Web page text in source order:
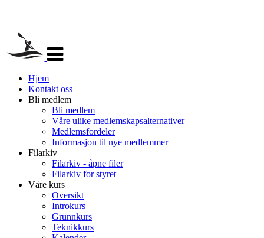
navigasjon
Hjem
Kontakt oss
Bli medlem
Bli medlem
Våre ulike medlemskapsalternativer
Medlemsfordeler
Informasjon til nye medlemmer
Filarkiv
Filarkiv - åpne filer
Filarkiv for styret
Våre kurs
Oversikt
Introkurs
Grunnkurs
Teknikkurs